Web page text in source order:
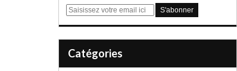
E
Catégories